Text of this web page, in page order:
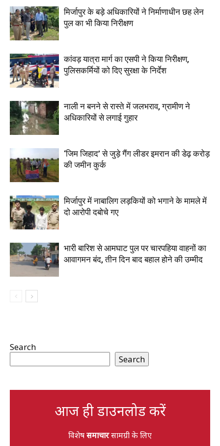
मिर्जापुर के बड़े अधिकारियों ने निर्माणाधीन छह लेन
पुल का भी किया निरीक्षण
कांवड़ यात्रा मार्ग का एसपी ने किया निरीक्षण,
पुलिसकर्मियों को दिए सुरक्षा के निर्देश
नाली न बनने से रास्ते में जलभराव, ग्रामीण ने
अधिकारियों से लगाई गुहार
‘जिम जिहाद’ से जुड़े गैंग लीडर इमरान की डेढ़ करोड़
की जमीन कुर्क
मिर्जापुर में नाबालिग लड़कियों को भगाने के मामले में
दो आरोपी दबोचे गए
भारी बारिश से आमघाट पुल पर चारपहिया वाहनों का
आवागमन बंद, तीन दिन बाद बहाल होने की उम्मीद
Search
Search
आज ही डाउनलोड करें
विशेषसमाचारसामग्री के लिए